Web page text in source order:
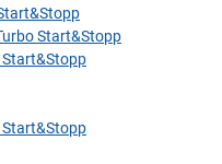
Start&Stopp